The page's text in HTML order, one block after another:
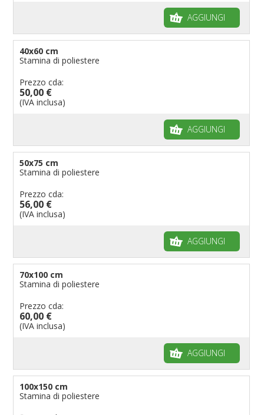
AGGIUNGI
40x60 cm
Stamina di poliestere
Prezzo cda:
50,00 €
(IVA inclusa)
AGGIUNGI
50x75 cm
Stamina di poliestere
Prezzo cda:
56,00 €
(IVA inclusa)
AGGIUNGI
70x100 cm
Stamina di poliestere
Prezzo cda:
60,00 €
(IVA inclusa)
AGGIUNGI
100x150 cm
Stamina di poliestere